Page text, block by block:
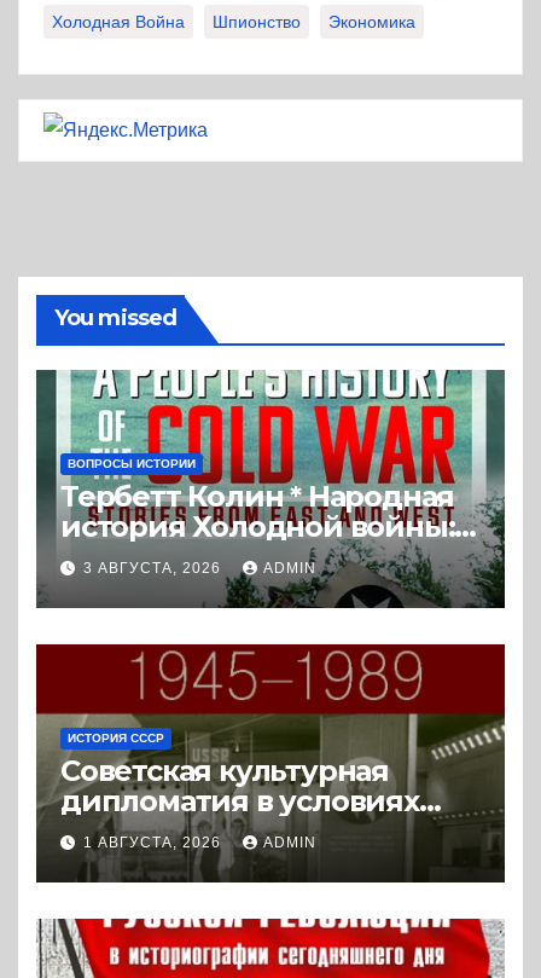
Холодная Война Шпионство Экономика
You missed
ВОПРОСЫ ИСТОРИИ
Тербетт Колин * Народная
история Холодной войны:
истории с Востока и Запада
(2023) * Реферат книги
3 АВГУСТА, 2026 ADMIN
ИСТОРИЯ СССР
Советская культурная
дипломатия в условиях
Холодной войны. 1945-1989.
(2018) * Книга
1 АВГУСТА, 2026 ADMIN